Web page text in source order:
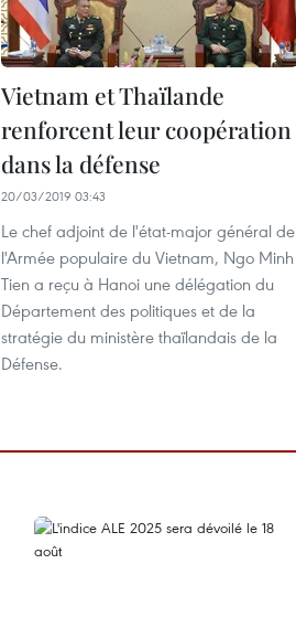
Vietnam et Thaïlande
renforcent leur coopération
dans la défense
20/03/2019 03:43
Le chef adjoint de l'état-major général de
l'Armée populaire du Vietnam, Ngo Minh
Tien a reçu à Hanoi une délégation du
Département des politiques et de la
stratégie du ministère thaïlandais de la
Défense.